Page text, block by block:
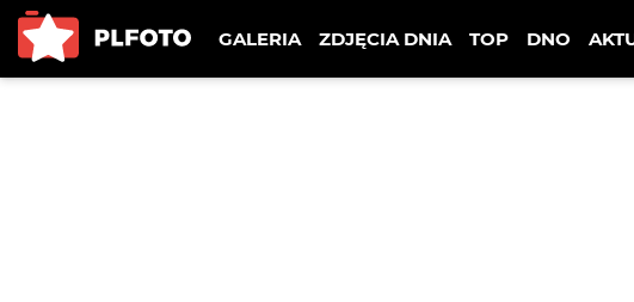
GALERIA ZDJĘCIA DNIA TOP DNO